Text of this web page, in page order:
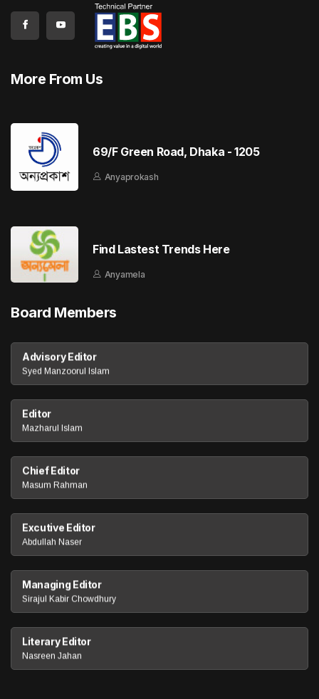
More From Us
69/F Green Road, Dhaka - 1205
Anyaprokash
Find Lastest Trends Here
Anyamela
Board Members
Advisory Editor
Syed Manzoorul Islam
Editor
Mazharul Islam
Chief Editor
Masum Rahman
Excutive Editor
Abdullah Naser
Managing Editor
Sirajul Kabir Chowdhury
Literary Editor
Nasreen Jahan